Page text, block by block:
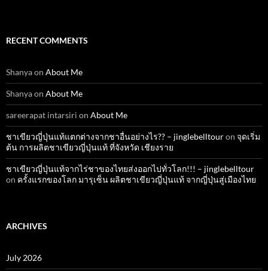
RECENT COMMENTS
Shanyaon About Me
Shanyaon About Me
sareerapat intarsiri on About Me
ชาเขียวญี่ปุ่นแท้แตกต่างจากชาอื่นอย่างไร?? – jinglebelltouron จุดเริ่ม
ต้น การผลิตชาเขียวญี่ปุ่นแท้ ที่จังหวัด เชียงราย
ชาเขียวญี่ปุ่นแท้จากไร่ชาของไทยส่งออกไปทั่วโลก!!! – jinglebelltour
on ครั้งแรกของโลก มารุเซ็น ผลิตชาเขียวญี่ปุ่นแท้ จากญี่ปุ่นสู่เมืองไทย
ARCHIVES
July 2026